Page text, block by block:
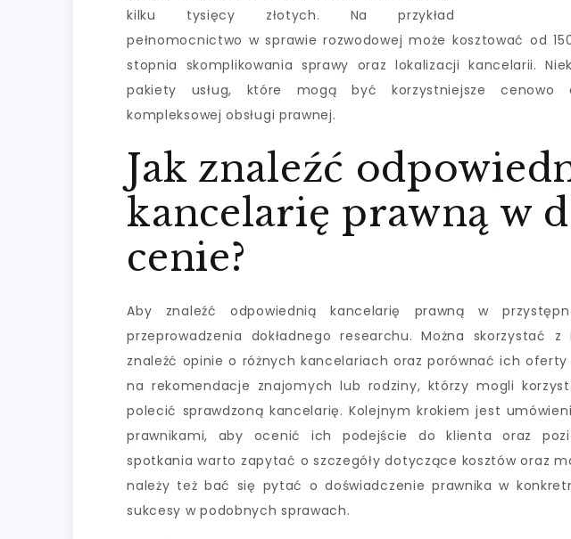
kilku tysięcy złotych. Na przykład
pełnomocnictwo w sprawie rozwodowej może kosztować od
stopnia skomplikowania sprawy oraz lokalizacji kancelarii.
pakiety usług, które mogą być korzystniejsze cenowo
kompleksowej obsługi prawnej.
Jak znaleźć
kancelarię prawną w
cenie?
Aby znaleźć odpowiednią kancelarię prawną w
przeprowadzenia dokładnego researchu. Można skorzystać
znaleźć opinie o różnych kancelariach oraz porównać ich
na rekomendacje znajomych lub rodziny, którzy mogli
polecić sprawdzoną kancelarię. Kolejnym krokiem jest
prawnikami, aby ocenić ich podejście do klienta oraz
spotkania warto zapytać o szczegóły dotyczące kosztów oraz
należy też bać się pytać o doświadczenie prawnika w
sukcesy w podobnych sprawach.